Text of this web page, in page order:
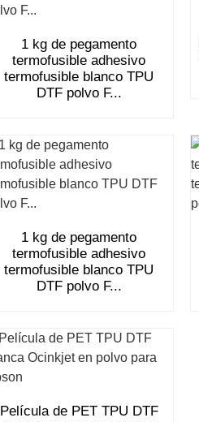
1 kg de pegamento
termofusible adhesivo
termofusible blanco TPU
DTF polvo F...
1 kg de pegamento
termofusible adhesivo
termofusible blanco TPU
DTF polvo F...
Película de PET TPU DTF